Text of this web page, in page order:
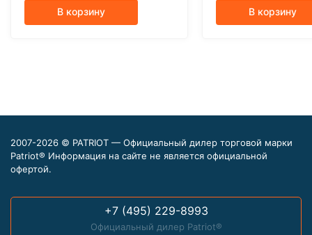
В корзину В корзину
2007-2026 © PATRIOT — Официальный дилер торговой марки
Patriot® Информация на сайте не является официальной
офертой.
+7 (495) 229-8993
Официальный дилер Patriot®